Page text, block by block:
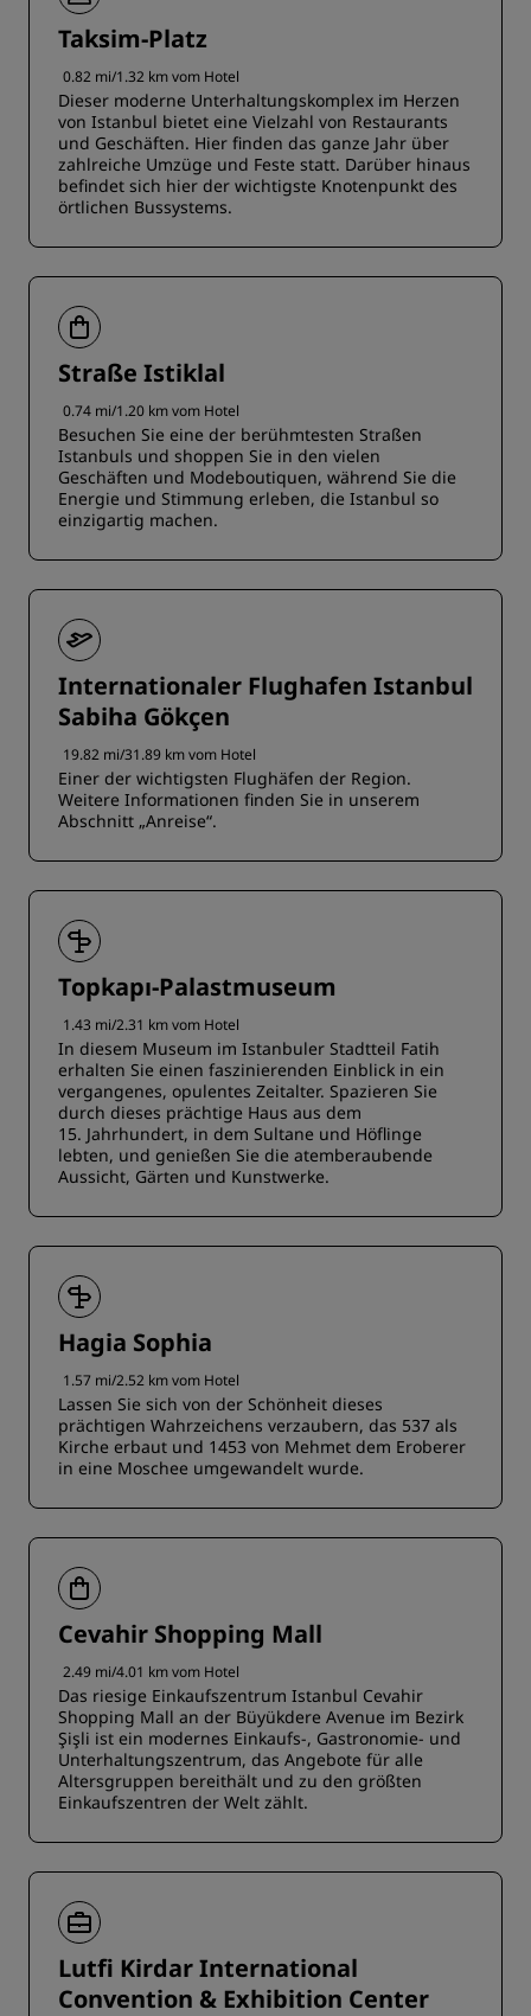
Taksim-Platz
0.82 mi/1.32 km vom Hotel
Dieser moderne Unterhaltungskomplex im Herzen
von Istanbul bietet eine Vielzahl von Restaurants
und Geschäften. Hier finden das ganze Jahr über
zahlreiche Umzüge und Feste statt. Darüber hinaus
befindet sich hier der wichtigste Knotenpunkt des
örtlichen Bussystems.
Straße Istiklal
0.74 mi/1.20 km vom Hotel
Besuchen Sie eine der berühmtesten Straßen
Istanbuls und shoppen Sie in den vielen
Geschäften und Modeboutiquen, während Sie die
Energie und Stimmung erleben, die Istanbul so
einzigartig machen.
Internationaler Flughafen Istanbul
Sabiha Gökçen
19.82 mi/31.89 km vom Hotel
Einer der wichtigsten Flughäfen der Region.
Weitere Informationen finden Sie in unserem
Abschnitt „Anreise“.
Topkapı-Palastmuseum
1.43 mi/2.31 km vom Hotel
In diesem Museum im Istanbuler Stadtteil Fatih
erhalten Sie einen faszinierenden Einblick in ein
vergangenes, opulentes Zeitalter. Spazieren Sie
durch dieses prächtige Haus aus dem
15. Jahrhundert, in dem Sultane und Höflinge
lebten, und genießen Sie die atemberaubende
Aussicht, Gärten und Kunstwerke.
Hagia Sophia
1.57 mi/2.52 km vom Hotel
Lassen Sie sich von der Schönheit dieses
prächtigen Wahrzeichens verzaubern, das 537 als
Kirche erbaut und 1453 von Mehmet dem Eroberer
in eine Moschee umgewandelt wurde.
Cevahir Shopping Mall
2.49 mi/4.01 km vom Hotel
Das riesige Einkaufszentrum Istanbul Cevahir
Shopping Mall an der Büyükdere Avenue im Bezirk
Şişli ist ein modernes Einkaufs-, Gastronomie- und
Unterhaltungszentrum, das Angebote für alle
Altersgruppen bereithält und zu den größten
Einkaufszentren der Welt zählt.
Lutfi Kirdar International
Convention & Exhibition Center